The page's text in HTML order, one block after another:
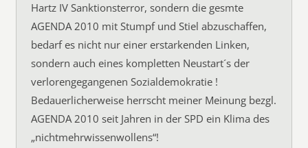
Hartz IV Sanktionsterror, sondern die gesmte
AGENDA 2010 mit Stumpf und Stiel abzuschaffen,
bedarf es nicht nur einer erstarkenden Linken,
sondern auch eines kompletten Neustart´s der
verlorengegangenen Sozialdemokratie !
Bedauerlicherweise herrscht meiner Meinung bezgl.
AGENDA 2010 seit Jahren in der SPD ein Klima des
„nichtmehrwissenwollens“!